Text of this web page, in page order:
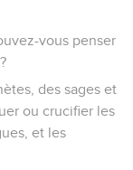
vous penser
des sages et
ou crucifier les
et les